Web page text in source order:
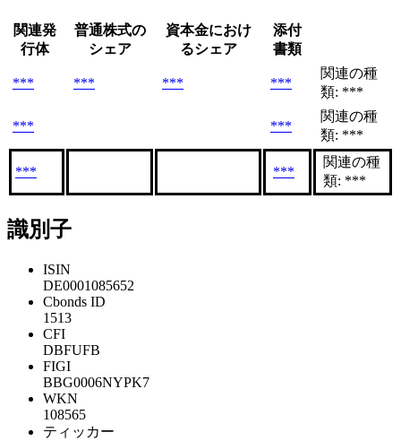
関連発
行体
普通株式の
シェア
資本金におけ
るシェア
添付
書類
*** *** *** ***
関連の種
類: ***
*** ***
関連の種
類: ***
*** ***
関連の種
類: ***
識別子
ISIN
DE0001085652
Cbonds ID
1513
CFI
DBFUFB
FIGI
BBG0006NYPK7
WKN
108565
ティッカー